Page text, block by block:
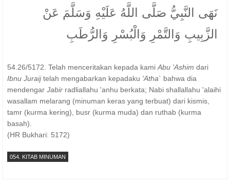
نَهَى النَّبِيُّ صَلَّى اللَّهُ عَلَيْهِ وَسَلَّمَ عَنْ
الزَّبِيبِ وَالتَّمْرِ وَالْبُسْرِ وَالرُّطَبِ
54.26/5172. Telah menceritakan kepada kami Abu 'Ashim dari
Ibnu Juraijtelah mengabarkan kepadaku 'Atha` bahwa dia
mendengar Jabir radliallahu 'anhu berkata; Nabi shallallahu 'alaihi
wasallam melarang (minuman keras yang terbuat) dari kismis,
tamr (kurma kering), busr (kurma muda) dan ruthab (kurma
basah).
(HR Bukhari: 5172)
054. KITAB MINUMAN